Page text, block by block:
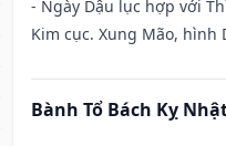
- Ngày Dậu lục hợp với
Kim cục. Xung Mão, hình
Bành Tổ Bách Kỵ